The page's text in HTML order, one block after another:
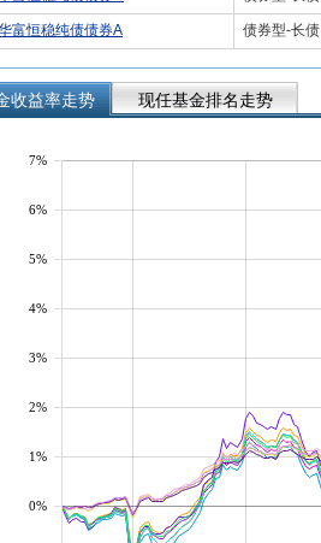
富恒稳纯债债券A 债券型-长债
收益率走势 现任基金排名走势
0%
1%
2%
3%
4%
5%
6%
7%